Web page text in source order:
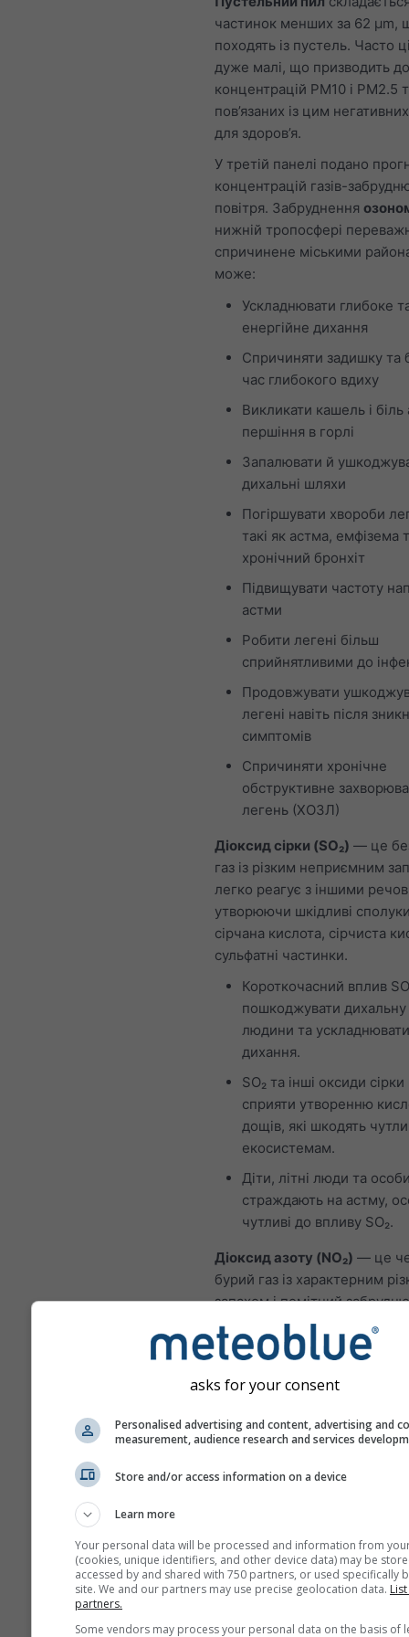
частинок менших за 62 μm,
походять із пустель. Часто
дуже малі, що призводить
концентрацій PM10 і PM2.5
пов’язаних із цим
для здоров’я.
У третій панелі подано
концентрацій газів-
повітря. Забруднення
нижній тропосфері
спричинене міськими
може:
Ускладнювати глибоке
енергійне дихання
Спричиняти задишку та
час глибокого вдиху
Викликати кашель і біль
першіння в горлі
Запалювати й
дихальні шляхи
Погіршувати хвороби
такі як астма, емфізема
хронічний бронхіт
Підвищувати частоту
астми
Робити легені більш
сприйнятливими до
Продовжувати
легені навіть після
симптомів
Спричиняти хронічне
обструктивне
легень (ХОЗЛ)
Діоксид сірки (SO₂) — це
газ із різким неприємним
легко реагує з іншими
утворюючи шкідливі
сірчана кислота, сірчиста
сульфатні частинки.
Короткочасний вплив
пошкоджувати
людини та ускладнювати
дихання.
SO₂ та інші оксиди
сприяти утворенню
дощів, які шкодять
екосистемам.
Діти, літні люди та
страждають на астму,
чутливі до впливу SO₂.
Діоксид азоту (NO₂) — це
бурий газ із характерним
запахом і помітний
повітря. Основним
спалювання викопного
походить із вихлопних газів
важливим забруднювачем,
суттєво впливати на
імунітет до легеневих
NO₂ спричиняє
бронхіт
asks for your consent
Personalised advertising and content, advertising and
measurement, audience research and services
Store and/or access information on a device
Learn more
Your personal data will be processed and information from
(cookies, unique identifiers, and other device data) may be
accessed by and shared with 750 partners, or used specifically
site. We and our partners may use precise geolocation data.
partners.
Some vendors may process your personal data on the basis of